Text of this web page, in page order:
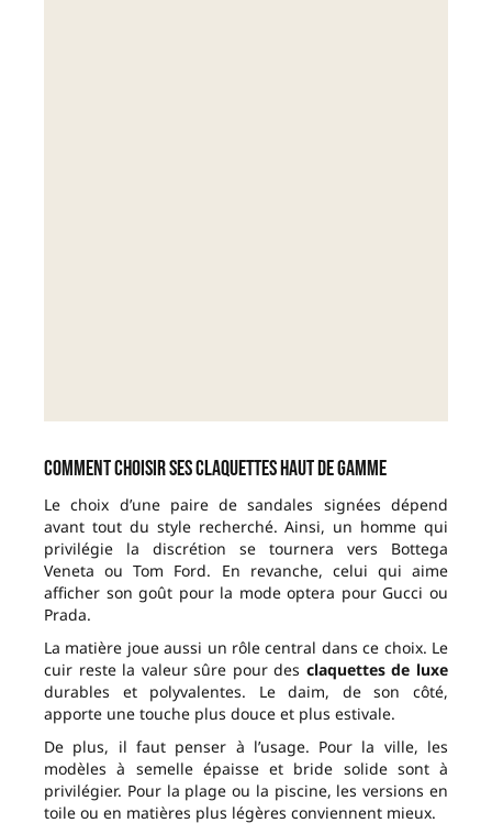
Comment choisir ses claquettes haut de gamme
Le choix d’une paire de sandales signées dépend
avant tout du style recherché. Ainsi, un homme qui
privilégie la discrétion se tournera vers Bottega
Veneta ou Tom Ford. En revanche, celui qui aime
afficher son goût pour la mode optera pour Gucci ou
Prada.
La matière joue aussi un rôle central dans ce choix. Le
cuir reste la valeur sûre pour des claquettes de luxe
durables et polyvalentes. Le daim, de son côté,
apporte une touche plus douce et plus estivale.
De plus, il faut penser à l’usage. Pour la ville, les
modèles à semelle épaisse et bride solide sont à
privilégier. Pour la plage ou la piscine, les versions en
toile ou en matières plus légères conviennent mieux.